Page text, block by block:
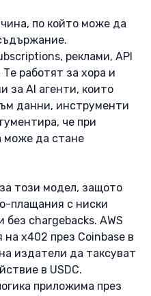
по който може да
реклами, API
работят за хора и
за AI агенти, които
данни, инструменти
че при
може да стане
този модел, защото
плащания с ниски
без chargebacks. AWS
на x402 през Coinbase в
издатели да таксуват
в USDC.
приложима през